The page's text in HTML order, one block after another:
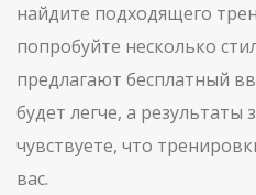
найдите подходящего
попробуйте несколько
предлагают бесплатный
будет легче, а результаты
чувствуете, что
вас.